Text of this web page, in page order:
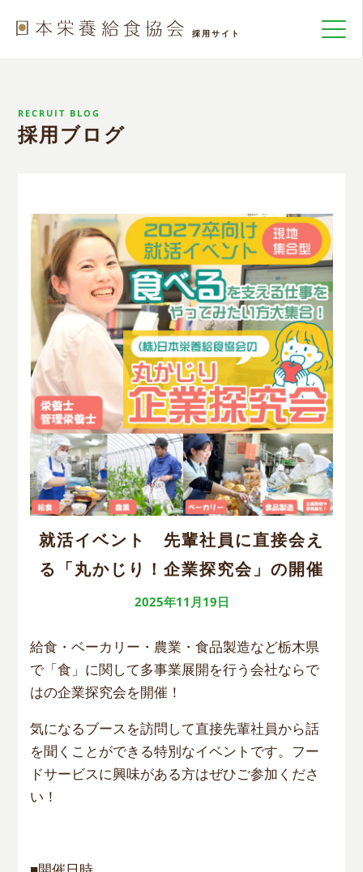
RECRUIT BLOG
採用ブログ
就活イベント 先輩社員に直接会え
る「丸かじり！企業探究会」の開催
2025年11月19日
給食・ベーカリー・農業・食品製造など栃木県
で「食」に関して多事業展開を行う会社ならで
はの企業探究会を開催！
気になるブースを訪問して直接先輩社員から話
を聞くことができる特別なイベントです。フー
ドサービスに興味がある方はぜひご参加くださ
い！